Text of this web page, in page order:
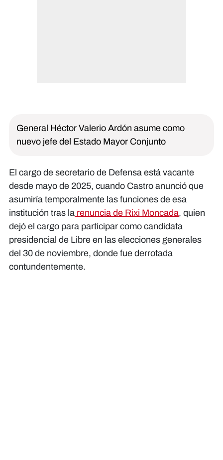
General Héctor Valerio Ardón asume como
nuevo jefe del Estado Mayor Conjunto
El cargo de secretario de Defensa está vacante
desde mayo de 2025, cuando Castro anunció que
asumiría temporalmente las funciones de esa
institución tras la renuncia de Rixi Moncada, quien
dejó el cargo para participar como candidata
presidencial de Libre en las elecciones generales
del 30 de noviembre, donde fue derrotada
contundentemente.